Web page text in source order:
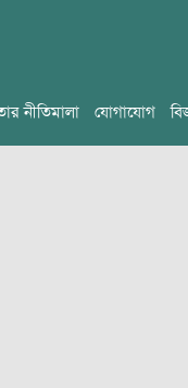
নীতিমালা যোগাযোগ